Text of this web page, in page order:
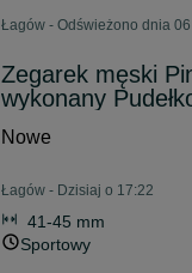
Łagów - Odświeżono dnia
Zegarek męski
wykonany
Nowe
Łagów - Dzisiaj o 17:22
41-45 mm
Sportowy